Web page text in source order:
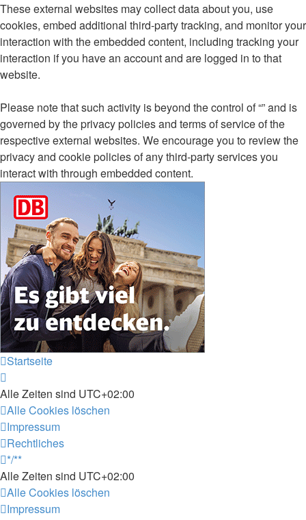
These external websites may collect data about you, use
cookies, embed additional third-party tracking, and monitor your
interaction with the embedded content, including tracking your
interaction if you have an account and are logged in to that
website.
Please note that such activity is beyond the control of “” and is
governed by the privacy policies and terms of service of the
respective external websites. We encourage you to review the
privacy and cookie policies of any third-party services you
interact with through embedded content.
Startseite
Alle Zeiten sind UTC+02:00
Alle Cookies löschen
Impressum
Rechtliches
*/**
Alle Zeiten sind UTC+02:00
Alle Cookies löschen
Impressum